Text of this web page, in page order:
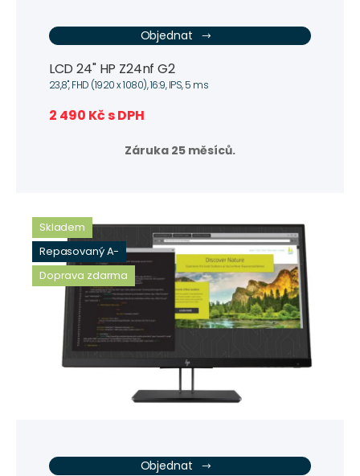
Objednat
LCD 24" HP Z24nf G2
23,8", FHD (1920 x 1080), 16:9, IPS, 5 ms
2 490 Kč s DPH
Záruka 25 měsíců.
Skladem
Repasovaný A-
Doprava zdarma
Objednat